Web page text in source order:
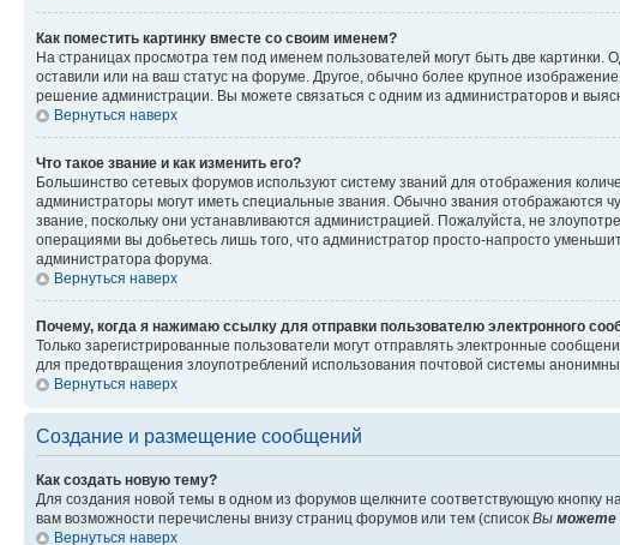
Как поместить картинку вместе со своим именем?
На страницах просмотра тем под именем пользователей могут быть две
оставили или на ваш статус на форуме. Другое, обычно более крупное
решение администрации. Вы можете связаться с одним из администраторов и
Вернуться наверх
Что такое звание и как изменить его?
Большинство сетевых форумов используют систему званий для отображения
администраторы могут иметь специальные звания. Обычно звания отображаются
звание, поскольку они устанавливаются администрацией. Пожалуйста, не
операциями вы добьетесь лишь того, что администратор просто-напросто
администратора форума.
Вернуться наверх
Почему, когда я нажимаю ссылку для отправки пользователю электронного
Только зарегистрированные пользователи могут отправлять электронные
для предотвращения злоупотреблений использования почтовой системы
Вернуться наверх
Создание и размещение сообщений
Как создать новую тему?
Для создания новой темы в одном из форумов щелкните соответствующую кнопку
вам возможности перечислены внизу страниц форумов или тем (список Вы можете
Вернуться наверх